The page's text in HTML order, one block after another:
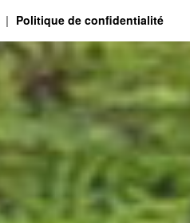
Politique de confidentialité